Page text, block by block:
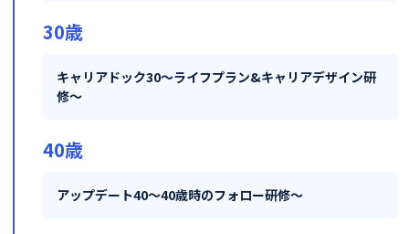
30歳
キャリアドック30～ライフプラン&キャリアデザイン研
修～
40歳
アップデート40～40歳時のフォロー研修～